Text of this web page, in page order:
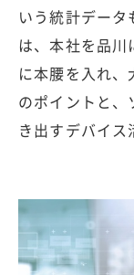
いう統計デー
は、本社を品
に本腰を入れ
のポイントと、
き出すデバイス